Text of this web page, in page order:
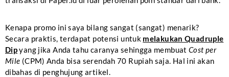
Kenapa promo ini saya bilang sangat (sangat) menarik?
Secara praktis, terdapat potensi untuk melakukan Quadruple
Dipyang jika Anda tahu caranya sehingga membuatCost per
Mile (CPM) Anda bisa serendah 70 Rupiah saja. Hal ini akan
dibahas di penghujung artikel.